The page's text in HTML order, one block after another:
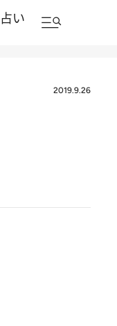
占い
2019.9.26